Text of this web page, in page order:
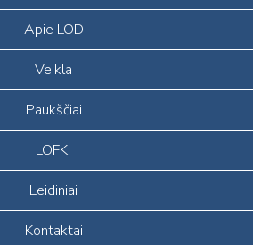
Apie LOD
Veikla
Paukščiai
LOFK
Leidiniai
Kontaktai